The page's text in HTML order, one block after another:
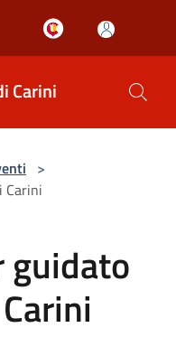
Carini
>
Carini
guidato